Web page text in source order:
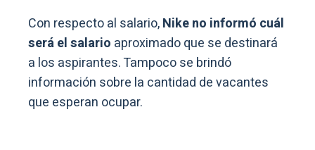
Con respecto al salario,Nike no informó cuál
será el salario aproximado que se destinará
a los aspirantes. Tampoco se brindó
información sobre la cantidad de vacantes
que esperan ocupar.